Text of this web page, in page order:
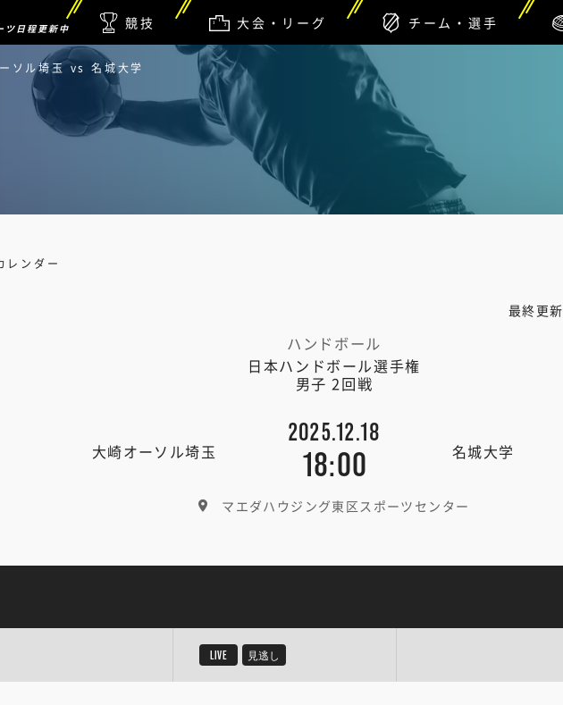
ツ日程更新中 競技 大会・リーグ チーム・選手
ソル埼玉 vs 名城大学
最終更新
ハンドボール
日本ハンドボール選手権
男子 2回戦
大崎オーソル埼玉
2025.12.18
18:00 名城大学
マエダハウジング東区スポーツセンター
レンダー
LIVE 見逃し